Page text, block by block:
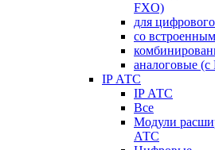
FXO)
для
со
аналоговые
IP АТС
IP АТС
Все
Модули
АТС